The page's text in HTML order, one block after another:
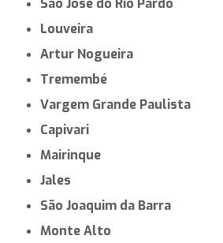
São José do Rio Pardo
Louveira
Artur Nogueira
Tremembé
Vargem Grande Paulista
Capivari
Mairinque
Jales
São Joaquim da Barra
Monte Alto